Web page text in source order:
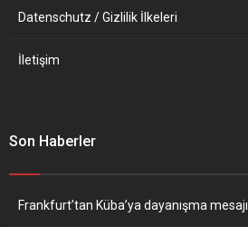
Datenschutz / Gizlilik İlkeleri
İletişim
Son Haberler
Frankfurt’tan Küba’ya dayanışma mesajı